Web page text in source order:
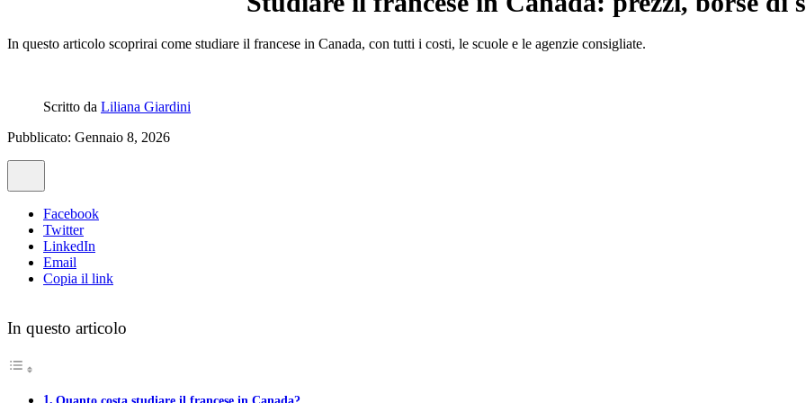
In questo articolo scoprirai come studiare il francese in Canada, con tutti i costi, le scuole e le agenzie consigliate.
Scritto da Liliana Giardini
Pubblicato: Gennaio 8, 2026
Facebook
Twitter
LinkedIn
Email
Copia il link
In questo articolo
Quanto costa studiare il francese in Canada?